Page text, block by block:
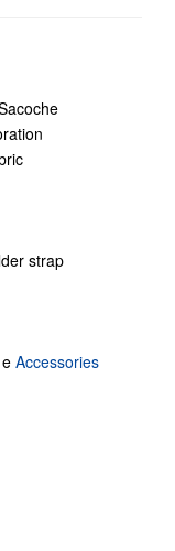
strap
e Accessories